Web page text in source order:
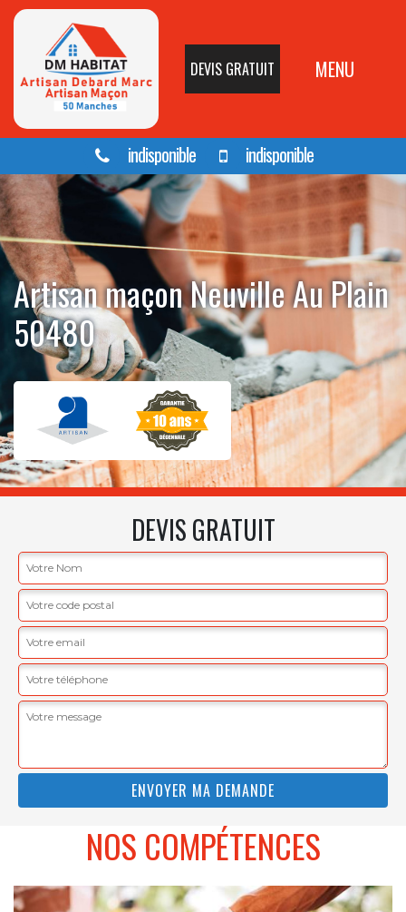
DEVIS GRATUIT MENU
indisponible indisponible
Artisan maçon Neuville Au Plain
50480
DEVIS GRATUIT
NOS COMPÉTENCES